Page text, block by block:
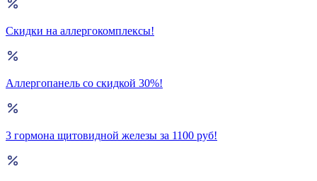
Скидки на аллергокомплексы!
Аллергопанель со скидкой 30%!
3 гормона щитовидной железы за 1100 руб!